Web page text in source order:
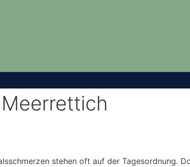
stehen oft auf der Tagesordnung.